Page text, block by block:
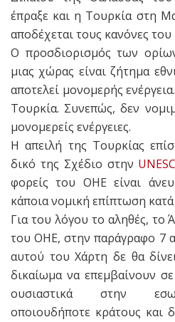
έπραξε και η Τουρκία στη
αποδέχεται τους κανόνες
Ο προσδιορισμός των
μιας χώρας είναι ζήτημα
αποτελεί μονομερής
Τουρκία. Συνεπώς, δεν
μονομερείς ενέργειες.
Η απειλή της Τουρκίας
δικό της Σχέδιο στην
φορείς του ΟΗΕ είναι
κάποια νομική επίπτωση
Για του λόγου το αληθές, το
του ΟΗΕ, στην παράγραφο 7
αυτού του Χάρτη δε θα
δικαίωμα να επεμβαίνουν
ουσιαστικά στην
οποιουδήποτε κράτους και